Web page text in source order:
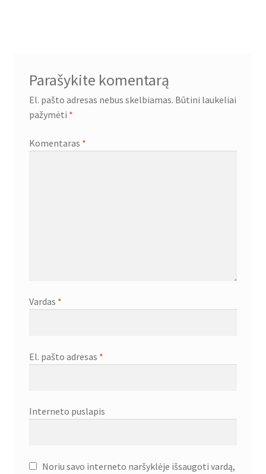
Parašykite komentarą
El. pašto adresas nebus skelbiamas. Būtini laukeliai
pažymėti *
Komentaras *
Vardas *
El. pašto adresas *
Interneto puslapis
Noriu savo interneto naršyklėje išsaugoti vardą,